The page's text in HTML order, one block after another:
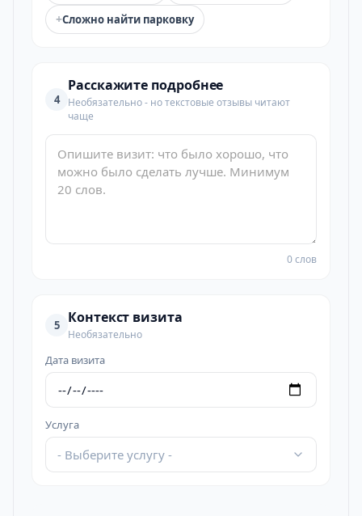
+Сложно найти парковку
4
Расскажите подробнее
Необязательно - но текстовые отзывы читают
чаще
0 слов
5 Контекст визита
Необязательно
Дата визита
Услуга
- Выберите услугу -